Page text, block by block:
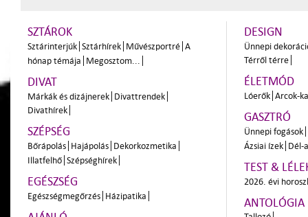
SZTÁROK
Sztárinterjúk Sztárhírek Művészportré A
hónap témája Megosztom...
DIVAT
Márkák és dizájnerek Divattrendek
Divathírek
SZÉPSÉG
Bőrápolás Hajápolás Dekorkozmetika
Illatfelhő Szépséghírek
EGÉSZSÉG
Egészségmegőrzés Házipatika
DESIGN
Ünnepi
Térről térre
ÉLETMÓD
Lóerők Arcok-
GASZTRÓ
Ünnepi fogások
Ázsiai ízek Dél-
TEST &
2026. évi
ANTOLÓGIA